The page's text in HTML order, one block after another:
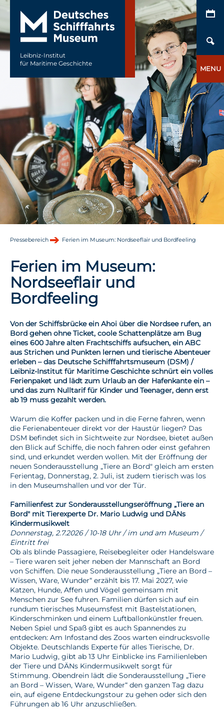
Leibniz-Institut
für Maritime Geschichte
MENU
Pressebereich Ferien im Museum: Nordseeflair und Bordfeeling
Ferien im Museum:
Nordseeflair und
Bordfeeling
Von der Schiffsbrücke ein Ahoi über die Nordsee rufen, an
Bord gehen ohne Ticket, coole Schattenplätze am Bug
eines 600 Jahre alten Frachtschiffs aufsuchen, ein ABC
aus Strichen und Punkten lernen und tierische Abenteuer
erleben – das Deutsche Schifffahrtsmuseum (DSM) /
Leibniz-Institut für Maritime Geschichte schnürt ein volles
Ferienpaket und lädt zum Urlaub an der Hafenkante ein –
und das zum Nulltarif für Kinder und Teenager, denn erst
ab 19 muss gezahlt werden.
Warum die Koffer packen und in die Ferne fahren, wenn
die Ferienabenteuer direkt vor der Haustür liegen? Das
DSM befindet sich in Sichtweite zur Nordsee, bietet außen
den Blick auf Schiffe, die noch fahren oder einst gefahren
sind, und erkundet werden wollen. Mit der Eröffnung der
neuen Sonderausstellung „Tiere an Bord" gleich am ersten
Ferientag, Donnerstag, 2. Juli, ist zudem tierisch was los
in den Museumshallen und vor der Tür.
Familienfest zur Sonderausstellungseröffnung „Tiere an
Bord" mit Tierexperte Dr. Mario Ludwig und DÄNs
Kindermusikwelt
Donnerstag, 2.7.2026 / 10-18 Uhr / im und am Museum /
Eintritt frei
Ob als blinde Passagiere, Reisebegleiter oder Handelsware
– Tiere waren seit jeher neben der Mannschaft an Bord
von Schiffen. Die neue Sonderausstellung „Tiere an Bord –
Wissen, Ware, Wunder“ erzählt bis 17. Mai 2027, wie
Katzen, Hunde, Affen und Vögel gemeinsam mit
Menschen zur See fuhren. Familien dürfen sich auf ein
rundum tierisches Museumsfest mit Bastelstationen,
Kinderschminken und einem Luftballonkünstler freuen.
Neben Spiel und Spaß gibt es auch Spannendes zu
entdecken: Am Infostand des Zoos warten eindrucksvolle
Objekte. Deutschlands Experte für alles Tierische, Dr.
Mario Ludwig, gibt ab 13 Uhr Einblicke ins Familienleben
der Tiere und DÄNs Kindermusikwelt sorgt für
Stimmung. Obendrein lädt die Sonderausstellung „Tiere
an Bord – Wissen, Ware, Wunder“ den ganzen Tag dazu
ein, auf eigene Entdeckungstour zu gehen oder sich den
Führungen ab 16 Uhr anzuschließen.